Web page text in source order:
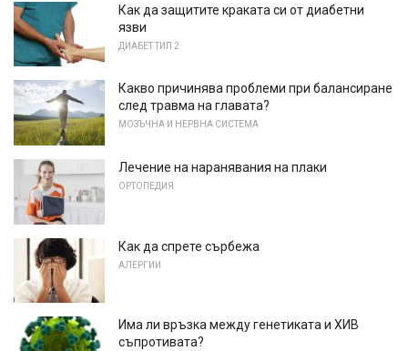
Как да защитите краката си от диабетни
язви
ДИАБЕТ ТИП 2
Какво причинява проблеми при балансиране
след травма на главата?
МОЗЪЧНА И НЕРВНА СИСТЕМА
Лечение на наранявания на плаки
ОРТОПЕДИЯ
Как да спрете сърбежа
АЛЕРГИИ
Има ли връзка между генетиката и ХИВ
съпротивата?